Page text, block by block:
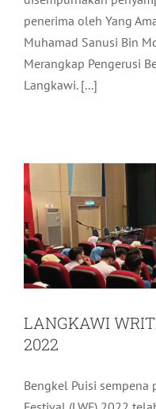
penerima oleh Yang
Muhamad Sanusi Bin
Merangkap Pengerusi
Langkawi. [...]
LANGKAWI
LANGKAWI
2022
Bengkel Puisi sempena